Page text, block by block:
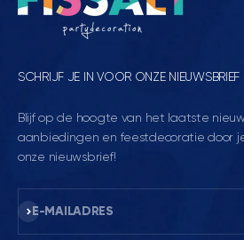
SCHRIJF JE IN VOOR ONZE NIEUWSBRIEF
Blijf op de hoogte van het laatste
aanbiedingen en feestdecoratie door
onze nieuwsbrief!
E-MAILADRES
Abonneren